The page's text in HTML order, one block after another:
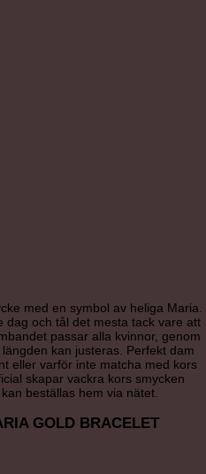
med en symbol av heliga Maria.
dag och tål det mesta tack vare att
passar alla kvinnor, genom
kan justeras. Perfekt dam
eller varför inte matcha med kors
skapar vackra kors smycken
beställas hem via nätet.
GOLD BRACELET